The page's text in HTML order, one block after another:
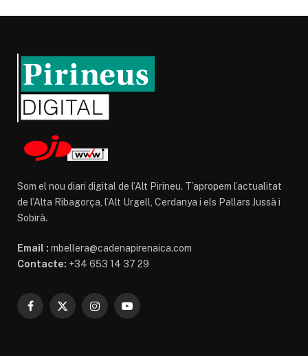
Som el nou diari digital de l’Alt Pirineu. T’apropem l’actualitat
de l’Alta Ribagorça, l’Alt Urgell, Cerdanya i els Pallars Jussà i
Sobirà.
Email : mbellera@cadenapirenaica.com
Contacte: +34 653 14 37 29
Facebook
X
InstagramYouTube